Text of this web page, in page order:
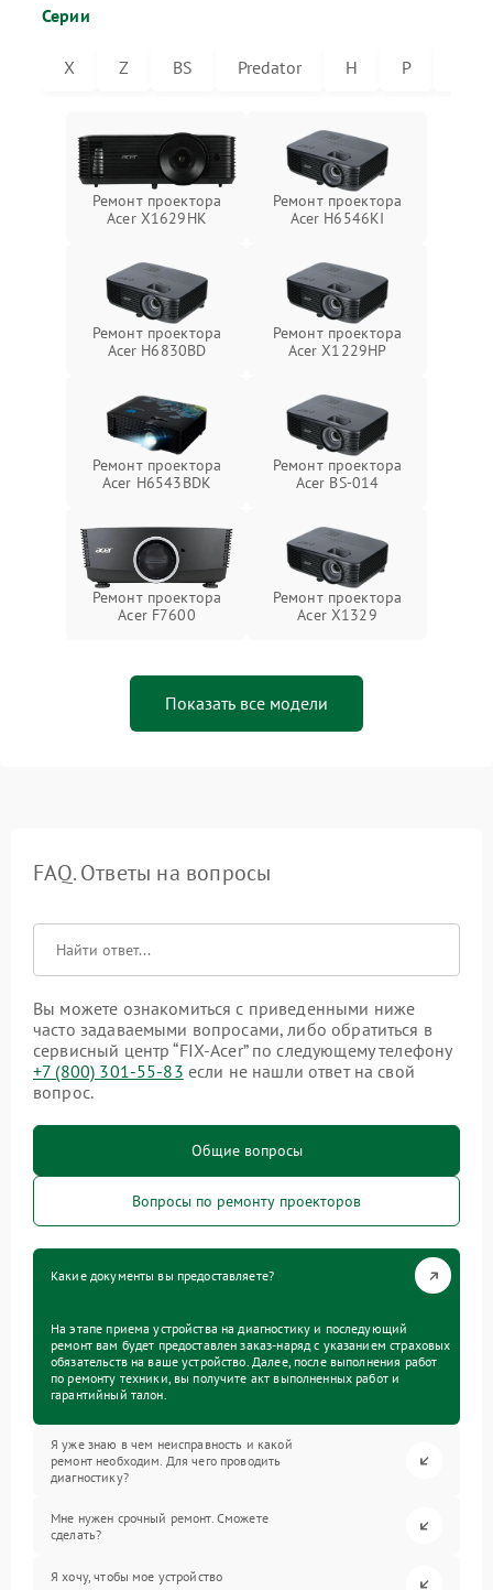
Серии
X Z BS Predator H P
Ремонт проектора
Acer X1629HK
Ремонт проектора
Acer H6546KI
Ремонт проектора
Acer H6830BD
Ремонт проектора
Acer X1229HP
Ремонт проектора
Acer H6543BDK
Ремонт проектора
Acer BS-014
Ремонт проектора
Acer F7600
Ремонт проектора
Acer X1329
Показать все модели
FAQ. Ответы на вопросы
Вы можете ознакомиться с приведенными ниже
часто задаваемыми вопросами, либо обратиться в
сервисный центр “FIX-Acer” по следующему телефону
+7 (800) 301-55-83 если не нашли ответ на свой
вопрос.
Общие вопросы
Вопросы по ремонту проекторов
Какие документы вы предоставляете?
На этапе приема устройства на диагностику и последующий
ремонт вам будет предоставлен заказ-наряд с указанием страховых
обязательств на ваше устройство. Далее, после выполнения работ
по ремонту техники, вы получите акт выполненных работ и
гарантийный талон.
Я уже знаю в чем неисправность и какой
ремонт необходим. Для чего проводить
диагностику?
Мне нужен срочный ремонт. Сможете
сделать?
Я хочу, чтобы мое устройство